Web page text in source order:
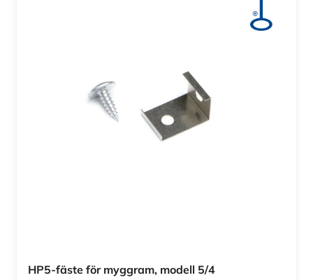
HP5-fäste för myggram, modell 5/4